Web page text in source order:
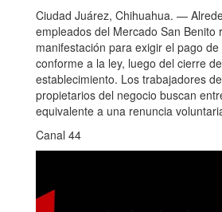
Ciudad Juárez, Chihuahua. —
empleados del Mercado San Benito
manifestación para exigir el pago
conforme a la ley, luego del cierre
establecimiento. Los trabajadores
propietarios del negocio buscan
equivalente a una renuncia
Canal 44